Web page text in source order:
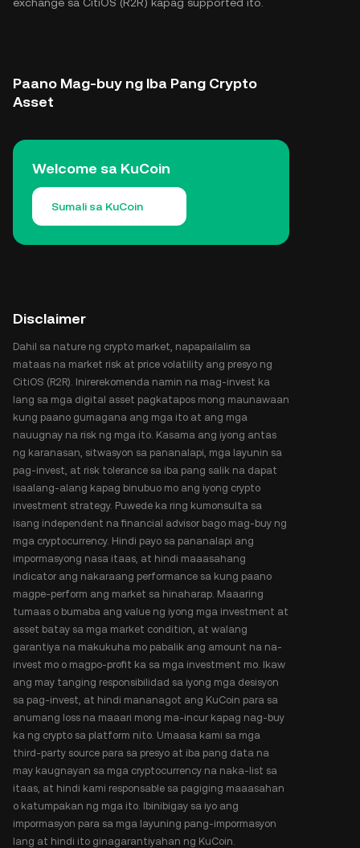
Paano Mag-buy ng Iba Pang Crypto
Asset
Welcome sa KuCoin
Sumali sa KuCoin
Disclaimer
Dahil sa nature ng crypto market, napapailalim sa
mataas na market risk at price volatility ang presyo ng
CitiOS (R2R). Inirerekomenda namin na mag-invest ka
lang sa mga digital asset pagkatapos mong maunawaan
kung paano gumagana ang mga ito at ang mga
nauugnay na risk ng mga ito. Kasama ang iyong antas
ng karanasan, sitwasyon sa pananalapi, mga layunin sa
pag-invest, at risk tolerance sa iba pang salik na dapat
isaalang-alang kapag binubuo mo ang iyong crypto
investment strategy. Puwede ka ring kumonsulta sa
isang independent na financial advisor bago mag-buy ng
mga cryptocurrency. Hindi payo sa pananalapi ang
impormasyong nasa itaas, at hindi maaasahang
indicator ang nakaraang performance sa kung paano
magpe-perform ang market sa hinaharap. Maaaring
tumaas o bumaba ang value ng iyong mga investment at
asset batay sa mga market condition, at walang
garantiya na makukuha mo pabalik ang amount na na-
invest mo o magpo-profit ka sa mga investment mo. Ikaw
ang may tanging responsibilidad sa iyong mga desisyon
sa pag-invest, at hindi mananagot ang KuCoin para sa
anumang loss na maaari mong ma-incur kapag nag-buy
ka ng crypto sa platform nito. Umaasa kami sa mga
third-party source para sa presyo at iba pang data na
may kaugnayan sa mga cryptocurrency na naka-list sa
itaas, at hindi kami responsable sa pagiging maaasahan
o katumpakan ng mga ito. Ibinibigay sa iyo ang
impormasyon para sa mga layuning pang-impormasyon
lang at hindi ito ginagarantiyahan ng KuCoin.